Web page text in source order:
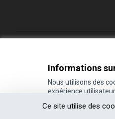
Ce site utilise des
Informations
Nous utilisons des
expérience
(Lien externe)
Site réalisé grâce au